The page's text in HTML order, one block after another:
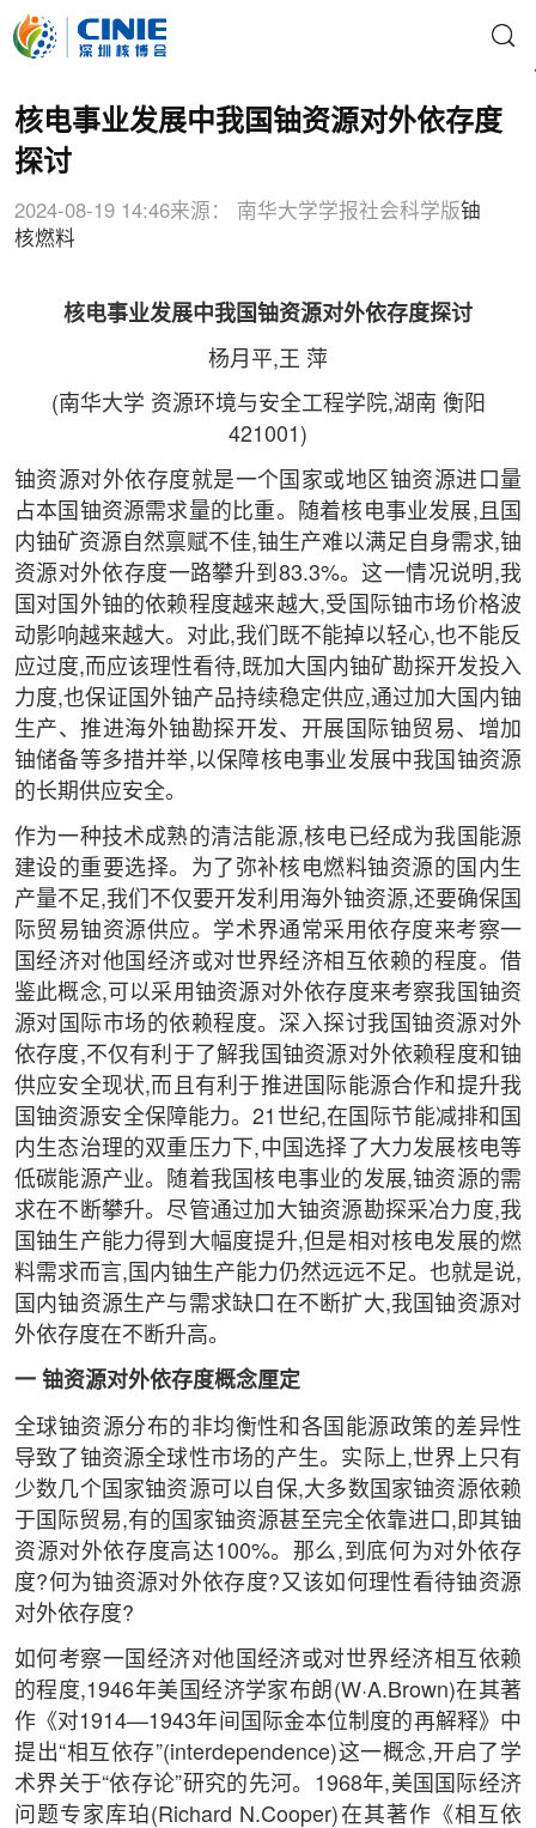
核电事业发展中我国铀资源对外依存度
探讨
2024-08-19 14:46来源： 南华大学学报社会科学版铀
核燃料
核电事业发展中我国铀资源对外依存度探讨
杨月平,王 萍
(南华大学 资源环境与安全工程学院,湖南 衡阳
421001)
铀资源对外依存度就是一个国家或地区铀资源进口量
占本国铀资源需求量的比重。随着核电事业发展,且国
内铀矿资源自然禀赋不佳,铀生产难以满足自身需求,铀
资源对外依存度一路攀升到83.3%。这一情况说明,我
国对国外铀的依赖程度越来越大,受国际铀市场价格波
动影响越来越大。对此,我们既不能掉以轻心,也不能反
应过度,而应该理性看待,既加大国内铀矿勘探开发投入
力度,也保证国外铀产品持续稳定供应,通过加大国内铀
生产、推进海外铀勘探开发、开展国际铀贸易、增加
铀储备等多措并举,以保障核电事业发展中我国铀资源
的长期供应安全。
作为一种技术成熟的清洁能源,核电已经成为我国能源
建设的重要选择。为了弥补核电燃料铀资源的国内生
产量不足,我们不仅要开发利用海外铀资源,还要确保国
际贸易铀资源供应。学术界通常采用依存度来考察一
国经济对他国经济或对世界经济相互依赖的程度。借
鉴此概念,可以采用铀资源对外依存度来考察我国铀资
源对国际市场的依赖程度。深入探讨我国铀资源对外
依存度,不仅有利于了解我国铀资源对外依赖程度和铀
供应安全现状,而且有利于推进国际能源合作和提升我
国铀资源安全保障能力。21世纪,在国际节能减排和国
内生态治理的双重压力下,中国选择了大力发展核电等
低碳能源产业。随着我国核电事业的发展,铀资源的需
求在不断攀升。尽管通过加大铀资源勘探采冶力度,我
国铀生产能力得到大幅度提升,但是相对核电发展的燃
料需求而言,国内铀生产能力仍然远远不足。也就是说,
国内铀资源生产与需求缺口在不断扩大,我国铀资源对
外依存度在不断升高。
一 铀资源对外依存度概念厘定
全球铀资源分布的非均衡性和各国能源政策的差异性
导致了铀资源全球性市场的产生。实际上,世界上只有
少数几个国家铀资源可以自保,大多数国家铀资源依赖
于国际贸易,有的国家铀资源甚至完全依靠进口,即其铀
资源对外依存度高达100%。那么,到底何为对外依存
度?何为铀资源对外依存度?又该如何理性看待铀资源
对外依存度?
如何考察一国经济对他国经济或对世界经济相互依赖
的程度,1946年美国经济学家布朗(W·A.Brown)在其著
作《对1914—1943年间国际金本位制度的再解释》中
提出“相互依存”(interdependence)这一概念,开启了学
术界关于“依存论”研究的先河。1968年,美国国际经济
问题专家库珀(Richard N.Cooper)在其著作《相互依